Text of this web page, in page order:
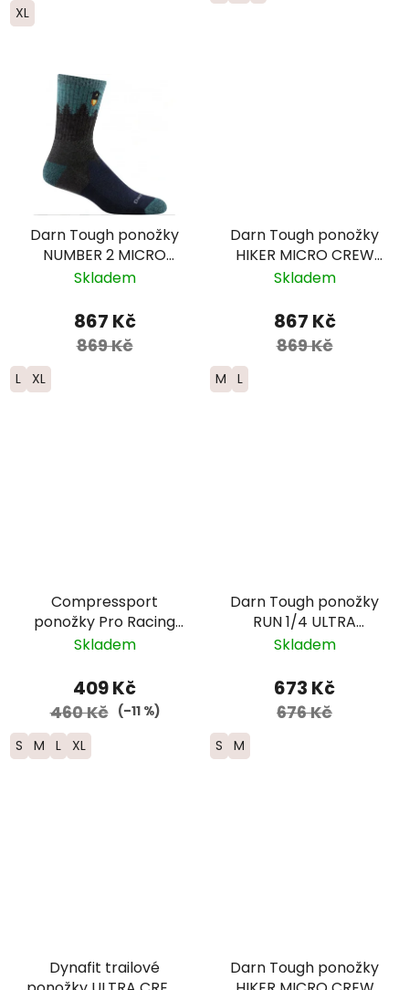
XL
Darn Tough ponožky
NUMBER 2 MICRO
CREW Midweight
zelené
Skladem
867 Kč
869 Kč
L XL
Darn Tough ponožky
HIKER MICRO CREW
Midweight Merino -
modré
Skladem
867 Kč
869 Kč
M L
Compressport
ponožky Pro Racing
Run nízké - černá/
Skladem
409 Kč
460 Kč (–11 %)
S M L XL
Darn Tough ponožky
RUN 1/4 ULTRA
Lightweight s
modré
Skladem
673 Kč
676 Kč
S M
Dynafit trailové
Darn Tough ponožky